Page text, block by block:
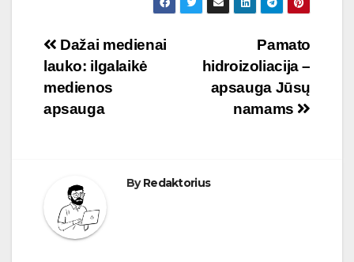
Navigacija
tarp
įrašų
Pamato
hidroizoliacija –
apsauga Jūsų
namams
Dažai medienai
lauko: ilgalaikė
medienos
apsauga
ByRedaktorius